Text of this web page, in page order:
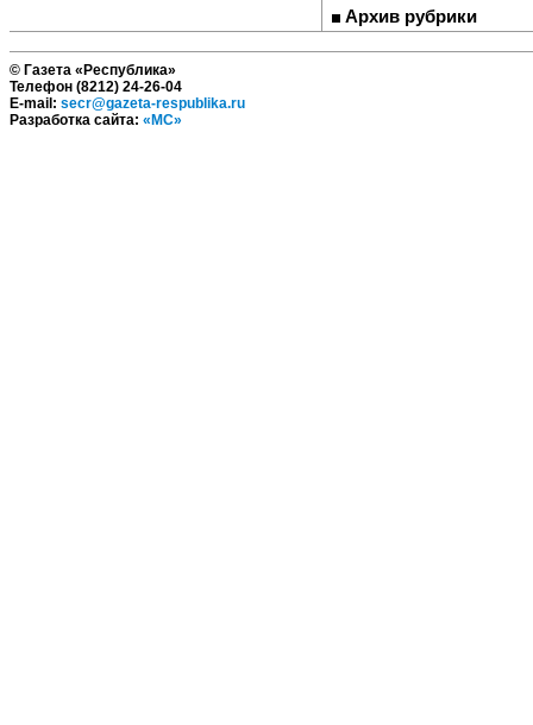
Архив рубрики
© Газета «Республика»
Телефон (8212) 24-26-04
E-mail: secr@gazeta-respublika.ru
Разработка сайта: «МС»